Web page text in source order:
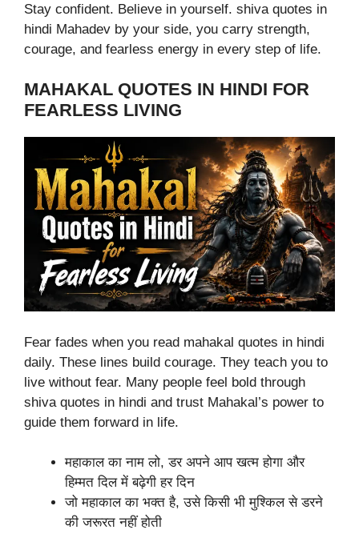
Stay confident. Believe in yourself. shiva quotes in
hindi Mahadev by your side, you carry strength,
courage, and fearless energy in every step of life.
MAHAKAL QUOTES IN HINDI FOR
FEARLESS LIVING
Fear fades when you read mahakal quotes in hindi
daily. These lines build courage. They teach you to
live without fear. Many people feel bold through
shiva quotes in hindi and trust Mahakal’s power to
guide them forward in life.
महाकाल का नाम लो, डर अपने आप खत्म होगा और
हिम्मत दिल में बढ़ेगी हर दिन
जो महाकाल का भक्त है, उसे किसी भी मुश्किल से डरने
की जरूरत नहीं होती